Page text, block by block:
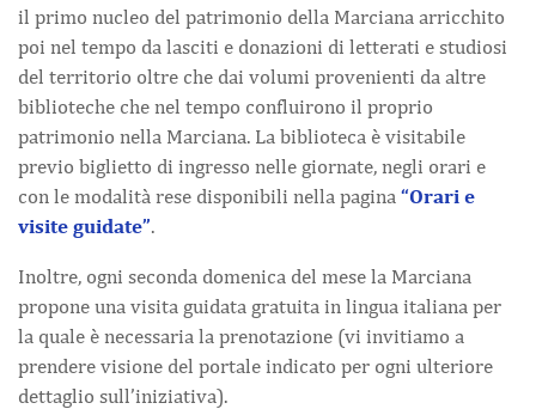
il primo nucleo del patrimonio della Marciana arricchito
poi nel tempo da lasciti e donazioni di letterati e studiosi
del territorio oltre che dai volumi provenienti da altre
biblioteche che nel tempo confluirono il proprio
patrimonio nella Marciana. La biblioteca è visitabile
previo biglietto di ingresso nelle giornate, negli orari e
con le modalità rese disponibili nella pagina “Orari e
visite guidate”.
Inoltre, ogni seconda domenica del mese la Marciana
propone una visita guidata gratuita in lingua italiana per
la quale è necessaria la prenotazione (vi invitiamo a
prendere visione del portale indicato per ogni ulteriore
dettaglio sull’iniziativa).